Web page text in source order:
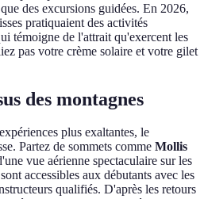
des excursions guidées. En 2026,
pratiquaient des activités
témoigne de l'attrait qu'exercent les
pas votre crème solaire et votre gilet
des montagnes
plus exaltantes, le
Partez de sommets comme Mollis
vue aérienne spectaculaire sur les
accessibles aux débutants avec les
qualifiés. D'après les retours